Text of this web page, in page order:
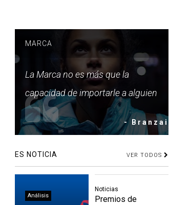
MARCA
La Marca no es más que la
capacidad de importarle a alguien
- Branzai
ES NOTICIA VER TODOS
Análisis
Noticias
Premios de